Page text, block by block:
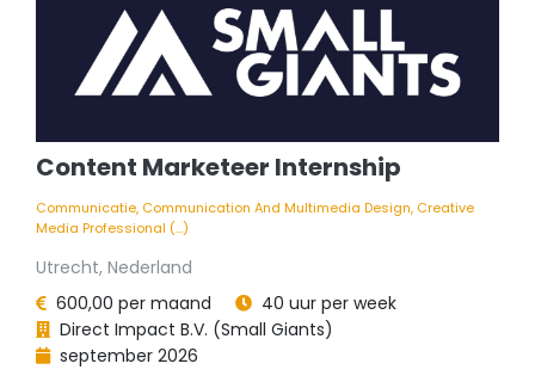
Content Marketeer Internship
Communicatie, Communication And Multimedia Design, Creative
Media Professional (...)
Utrecht, Nederland
600,00 per maand
40 uur per week
Direct Impact B.V. (Small Giants)
september 2026